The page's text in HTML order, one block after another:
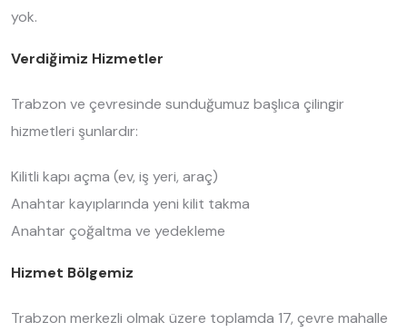
yok.
Verdiğimiz Hizmetler
Trabzon ve çevresinde sunduğumuz başlıca çilingir
hizmetleri şunlardır:
Kilitli kapı açma (ev, iş yeri, araç)
Anahtar kayıplarında yeni kilit takma
Anahtar çoğaltma ve yedekleme
Hizmet Bölgemiz
Trabzon merkezli olmak üzere toplamda 17, çevre mahalle